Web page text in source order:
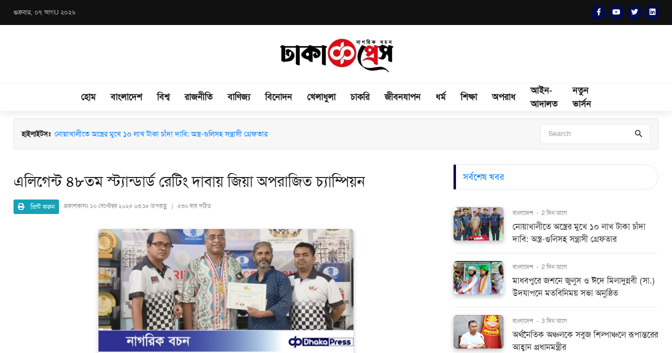
শুক্রবার, ০৭ আগU ২০২৬
হোম বাংলাদেশ বিশ্ব রাজনীতি বাণিজ্য বিনোদন খেলাধুলা চাকরি জীবনযাপন ধর্ম শিক্ষা অপরাধ
আইন-
আদালত
নতুন
ভার্সন
হাইলাইটসঃ মাধবপুরে জশনে জুলুস ও ঈদে মিলাদুন্নবী (সা.) উদযাপনে মতবিনিময় সভা অনুষ্ঠিত
এলিগেন্ট ৪৮তম স্ট্যান্ডার্ড রেটিং দাবায় জিয়া অপরাজিত চ্যাম্পিয়ন
প্রিন্ট করুন প্রকাশকালঃ ১৬ সেপ্টেম্বর ২০২৫ ০৩:১৮ অপরাহ্ণ | ৫৩৬ বার পঠিত
সর্বশেষ খবর
বাংলাদেশ - 2 দিন আগে
নোয়াখালীতে অস্ত্রের মুখে ১০ লাখ টাকা চাঁদা
দাবি: অস্ত্র-গুলিসহ সন্ত্রাসী গ্রেফতার
বাংলাদেশ - 2 দিন আগে
মাধবপুরে জশনে জুলুস ও ঈদে মিলাদুন্নবী (সা.)
উদযাপনে মতবিনিময় সভা অনুষ্ঠিত
বাংলাদেশ - 3 দিন আগে
অর্থনৈতিক অঞ্চলকে সবুজ শিল্পাঞ্চলে রূপান্তরের
আহ্বান প্রধানমন্ত্রীর